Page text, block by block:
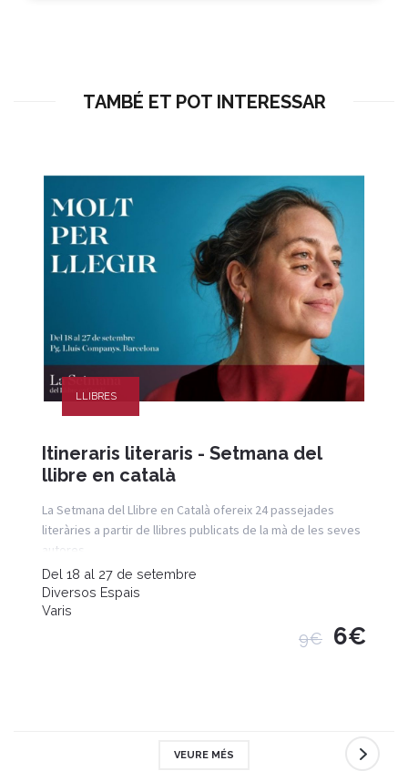
TAMBÉ ET POT INTERESSAR
LLIBRES
Itineraris literaris - Setmana del
llibre en català
La Setmana del Llibre en Català ofereix 24 passejades
literàries a partir de llibres publicats de la mà de les seves
autores.
Del 18 al 27 de setembre
Diversos Espais
Varis
9€ 6€
VEURE MÉS